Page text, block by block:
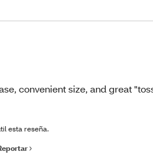
convenient size, and great
esta reseña.